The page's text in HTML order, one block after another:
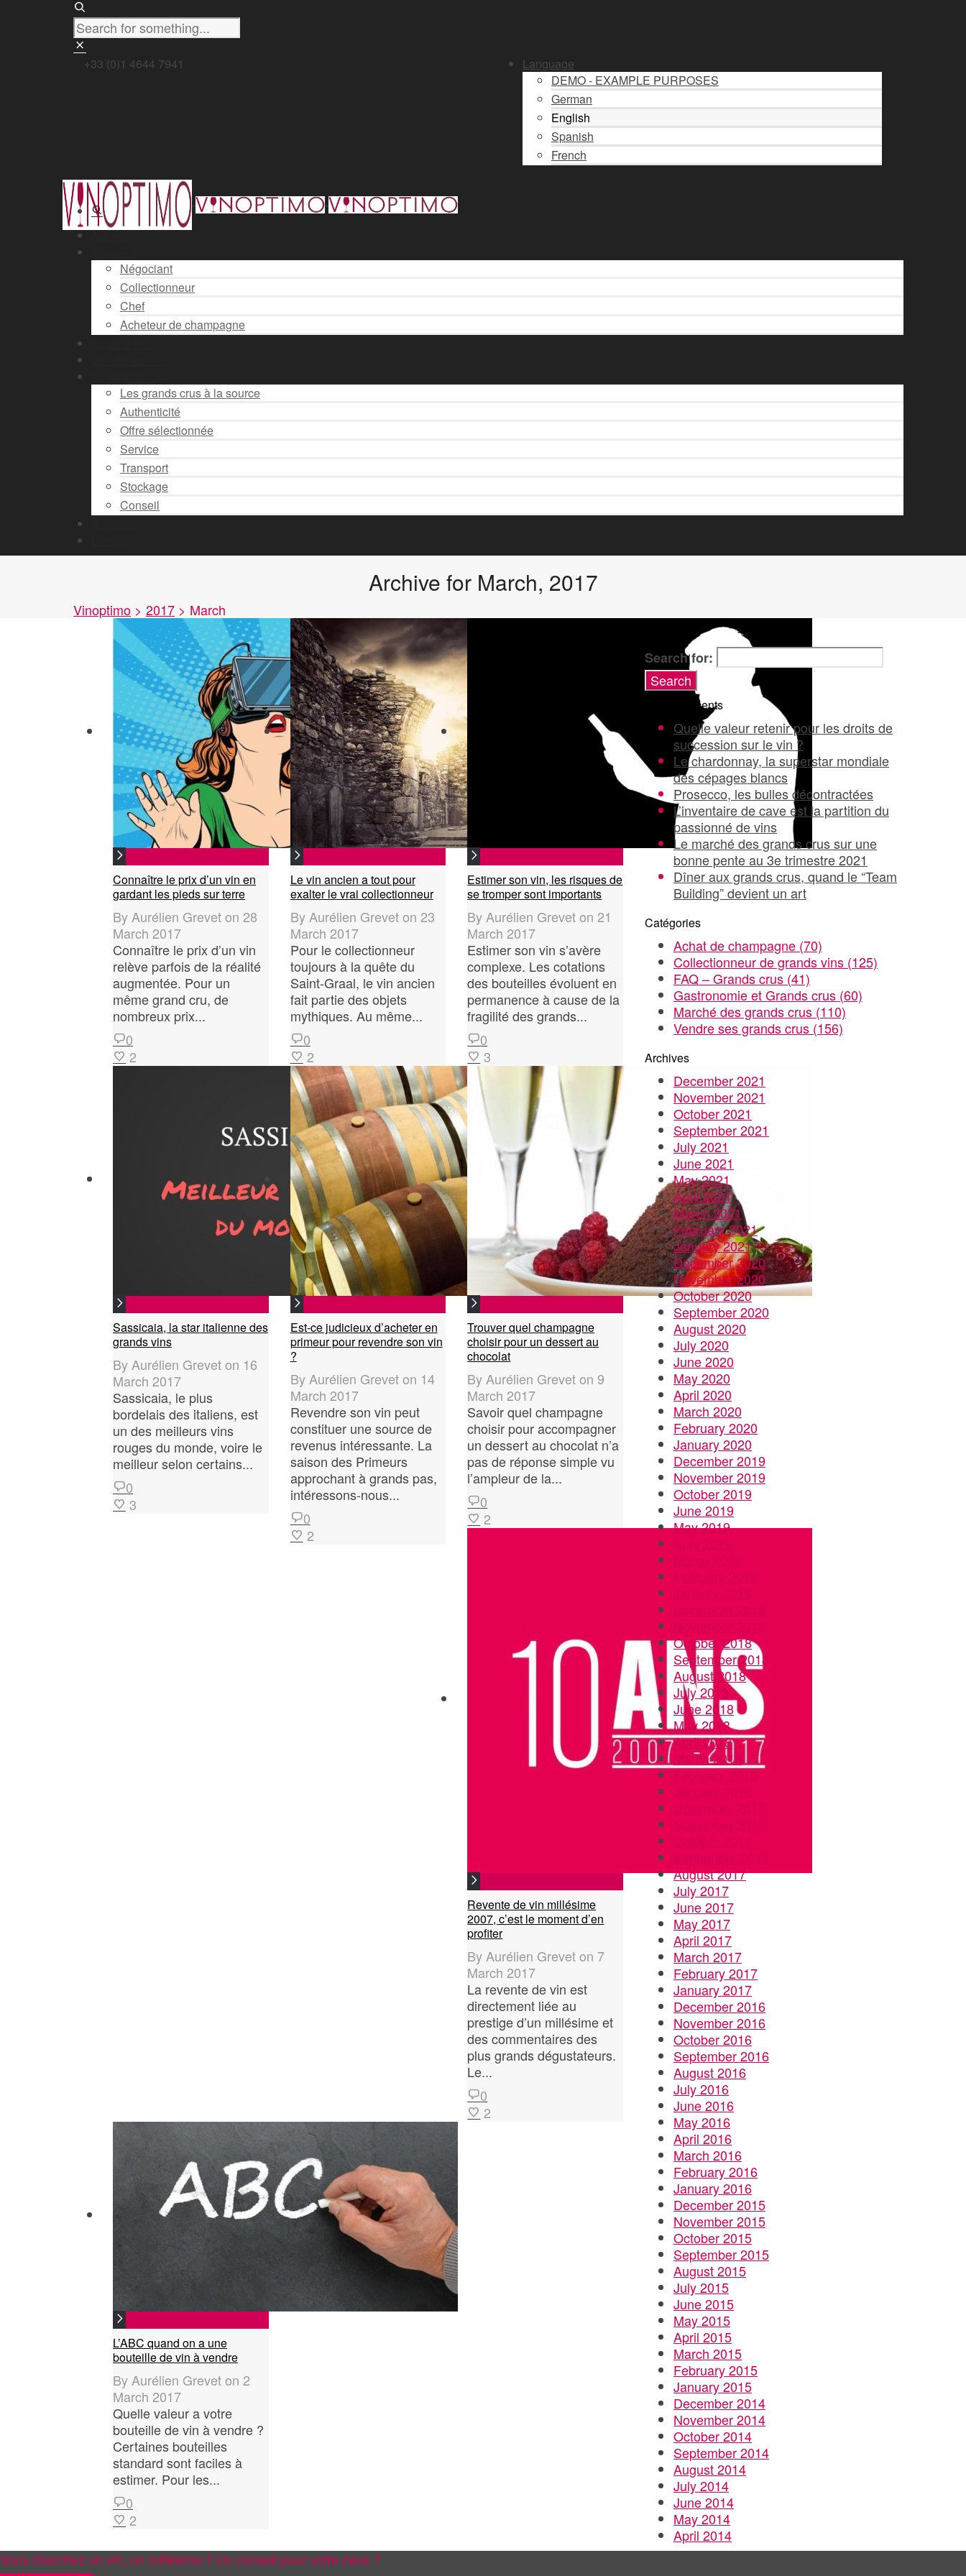
+33 (0)1 4644 7941
Language
DEMO - EXAMPLE PURPOSES
German
English
Spanish
French
Accueil
Négociant
Collectionneur
Chef
Acheteur de champagne
Les grands crus à la source
Authenticité
Offre sélectionnée
Service
Transport
Stockage
Conseil
Archive for March, 2017
Vinoptimo > 2017 > March
Connaître le prix d’un vin en
gardant les pieds sur terre
By Aurélien Greveton 28
March 2017
Connaître le prix d’un vin
relève parfois de la réalité
augmentée. Pour un
même grand cru, de
nombreux prix...
0
2
Le vin ancien a tout pour
exalter le vrai collectionneur
By Aurélien Greveton 23
March 2017
Pour le collectionneur
toujours à la quête du
Saint-Graal, le vin ancien
fait partie des objets
mythiques. Au même...
0
2
Estimer son vin, les risques de
se tromper sont importants
By Aurélien Greveton 21
March 2017
Estimer son vin s’avère
complexe. Les cotations
des bouteilles évoluent en
permanence à cause de la
fragilité des grands...
0
3
Sassicaia, la star italienne des
grands vins
By Aurélien Greveton 16
March 2017
Sassicaia, le plus
bordelais des italiens, est
un des meilleurs vins
rouges du monde, voire le
meilleur selon certains...
0
3
Est-ce judicieux d’acheter en
primeur pour revendre son vin
?
By Aurélien Greveton 14
March 2017
Revendre son vin peut
constituer une source de
revenus intéressante. La
saison des Primeurs
approchant à grands pas,
intéressons-nous...
0
2
Trouver quel champagne
choisir pour un dessert au
chocolat
By Aurélien Greveton9
March 2017
Savoir quel champagne
choisir pour accompagner
un dessert au chocolat n’a
pas de réponse simple vu
l’ampleur de la...
0
2
Revente de vin millésime
2007, c’est le moment d’en
profiter
By Aurélien Greveton 7
March 2017
La revente de vin est
directement liée au
prestige d’un millésime et
des commentaires des
plus grands dégustateurs.
Le...
0
2
L’ABC quand on a une
bouteille de vin à vendre
By Aurélien Greveton 2
March 2017
Quelle valeur a votre
bouteille de vin à vendre ?
Certaines bouteilles
standard sont faciles à
estimer. Pour les...
0
2
Recherche
Search for:
Articles récents
Quelle valeur retenir pour les droits de
succession sur le vin ?
Le chardonnay, la superstar mondiale
des cépages blancs
Prosecco, les bulles décontractées
L’inventaire de cave est la partition du
passionné de vins
Le marché des grands crus sur une
bonne pente au 3e trimestre 2021
Dîner aux grands crus, quand le “Team
Building” devient un art
Catégories
Achat de champagne (70)
Collectionneur de grands vins (125)
FAQ – Grands crus (41)
Gastronomie et Grands crus (60)
Marché des grands crus (110)
Vendre ses grands crus (156)
Archives
December 2021
November 2021
October 2021
September 2021
July 2021
June 2021
May 2021
April 2021
March 2021
February 2021
January 2021
December 2020
November 2020
October 2020
September 2020
August 2020
July 2020
June 2020
May 2020
April 2020
March 2020
February 2020
January 2020
December 2019
November 2019
October 2019
June 2019
May 2019
October 2018
September 2018
August 2018
July 2018
June 2018
May 2018
April 2018
March 2018
February 2018
August 2017
July 2017
June 2017
May 2017
April 2017
March 2017
February 2017
January 2017
December 2016
November 2016
October 2016
September 2016
August 2016
July 2016
June 2016
May 2016
April 2016
March 2016
February 2016
January 2016
December 2015
November 2015
October 2015
September 2015
August 2015
July 2015
June 2015
May 2015
April 2015
March 2015
February 2015
January 2015
December 2014
November 2014
October 2014
September 2014
August 2014
July 2014
June 2014
May 2014
April 2014
Vous cherchez un vin, un millésime ? Un conseil pour votre cave ?